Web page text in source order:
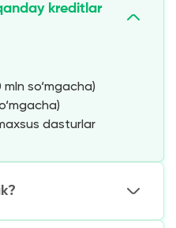
kreditlar
so‘mgacha)
dasturlar